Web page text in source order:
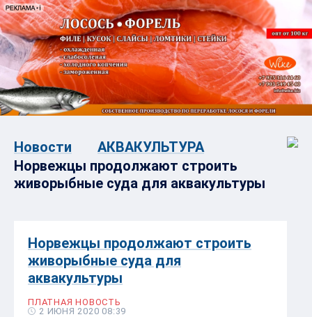
Новости
АКВАКУЛЬТУРА
Норвежцы продолжают строить
живорыбные суда для аквакультуры
Норвежцы продолжают строить
живорыбные суда для
аквакультуры
ПЛАТНАЯ НОВОСТЬ
2 ИЮНЯ 2020 08:39